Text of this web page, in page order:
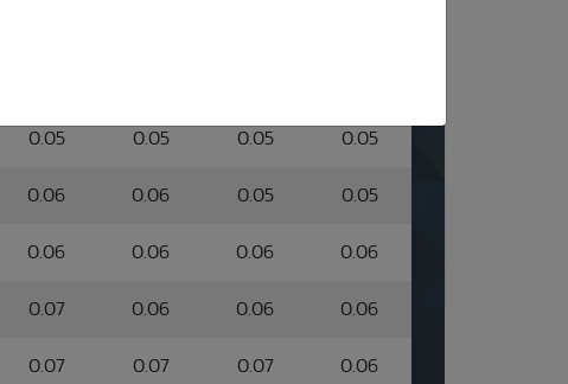
0.05 0.05 0.05 0.05
0.06 0.06 0.05 0.05
0.06 0.06 0.06 0.06
0.07 0.06 0.06 0.06
0.07 0.07 0.07 0.06